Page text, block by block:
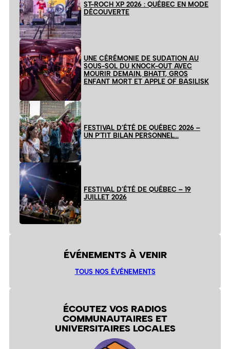
ST-ROCH XP 2026 : QUÉBEC EN MODE
DÉCOUVERTE
UNE CÉRÉMONIE DE SUDATION AU
SOUS-SOL DU KNOCK-OUT AVEC
MOURIR DEMAIN, BHATT, GROS
ENFANT MORT ET APPLE OF BASILISK
FESTIVAL D’ÉTÉ DE QUÉBEC 2026 –
UN P’TIT BILAN PERSONNEL…
FESTIVAL D’ÉTÉ DE QUÉBEC – 19
JUILLET 2026
ÉVÉNEMENTS À VENIR
TOUS NOS ÉVÉNEMENTS
ÉCOUTEZ VOS RADIOS
COMMUNAUTAIRES ET
UNIVERSITAIRES LOCALES